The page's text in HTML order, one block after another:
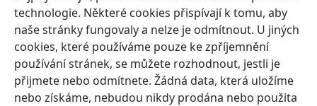
technologie. Některé cookies přispívají k tomu, aby
naše stránky fungovaly a nelze je odmítnout. U jiných
cookies, které používáme pouze ke zpříjemnění
používání stránek, se můžete rozhodnout, jestli je
přijmete nebo odmítnete. Žádná data, která uložíme
nebo získáme, nebudou nikdy prodána nebo použita
Čeština Sdílet Nastavení
Copyright © 2026 Watch Tower Bible and Tract Society of Pennsylvania
Podmínky použití Ochrana osobních údajů
Nastavení soukromí
JW.ORG
Přihlásit se